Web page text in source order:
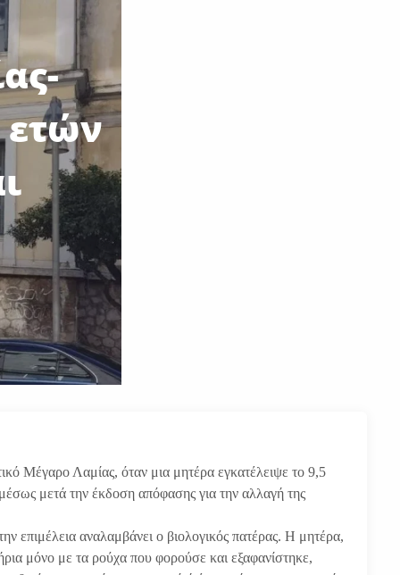
ετών
Μέγαρο Λαμίας, όταν μια μητέρα εγκατέλειψε το 9,5
μετά την έκδοση απόφασης για την αλλαγή της
επιμέλεια αναλαμβάνει ο βιολογικός πατέρας. Η μητέρα,
μόνο με τα ρούχα που φορούσε και εξαφανίστηκε,